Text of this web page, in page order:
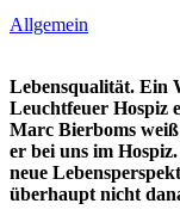
Allgemein
Lebensqualität. Ein
Leuchtfeuer Hospiz
Marc Bierboms
er bei uns im
neue
überhaupt nicht